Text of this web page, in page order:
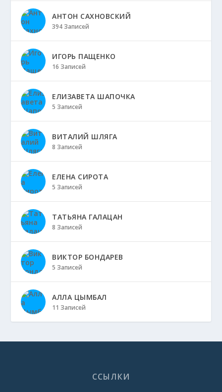
АНТОН САХНОВСКИЙ
394 Записей
ИГОРЬ ПАЩЕНКО
16 Записей
ЕЛИЗАВЕТА ШАПОЧКА
5 Записей
ВИТАЛИЙ ШЛЯГА
8 Записей
ЕЛЕНА СИРОТА
5 Записей
ТАТЬЯНА ГАЛАЦАН
8 Записей
ВИКТОР БОНДАРЕВ
5 Записей
АЛЛА ЦЫМБАЛ
11 Записей
ССЫЛКИ